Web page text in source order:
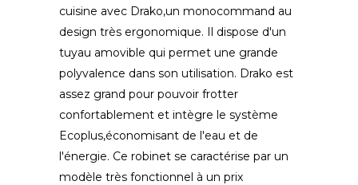
cuisine avec Drako,un monocommand au
design très ergonomique. Il dispose d'un
tuyau amovible qui permet une grande
polyvalence dans son utilisation. Drako est
assez grand pour pouvoir frotter
confortablement et intègre le système
Ecoplus,économisant de l'eau et de
l'énergie. Ce robinet se caractérise par un
modèle très fonctionnel à un prix